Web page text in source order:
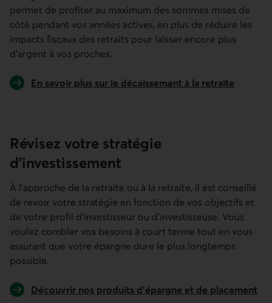
permet de profiter au maximum des sommes mises de
côté pendant vos années actives, en plus de réduire les
impacts fiscaux des retraits pour laisser encore plus
d’argent à vos proches.
En savoir plus sur le décaissement à la retraite
Révisez votre stratégie
d’investissement
À l’approche de la retraite ou à la retraite, il est conseillé
de revoir votre stratégie en fonction de vos objectifs et
de votre profil d’investisseur ou d’investisseuse. Vous
voulez combler vos besoins à court terme tout en vous
assurant que votre épargne dure le plus longtemps
possible.
Découvrir nos produits d’épargne et de placement